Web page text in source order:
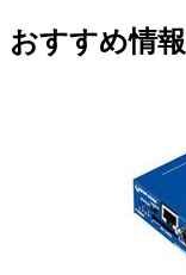
おすすめ情報